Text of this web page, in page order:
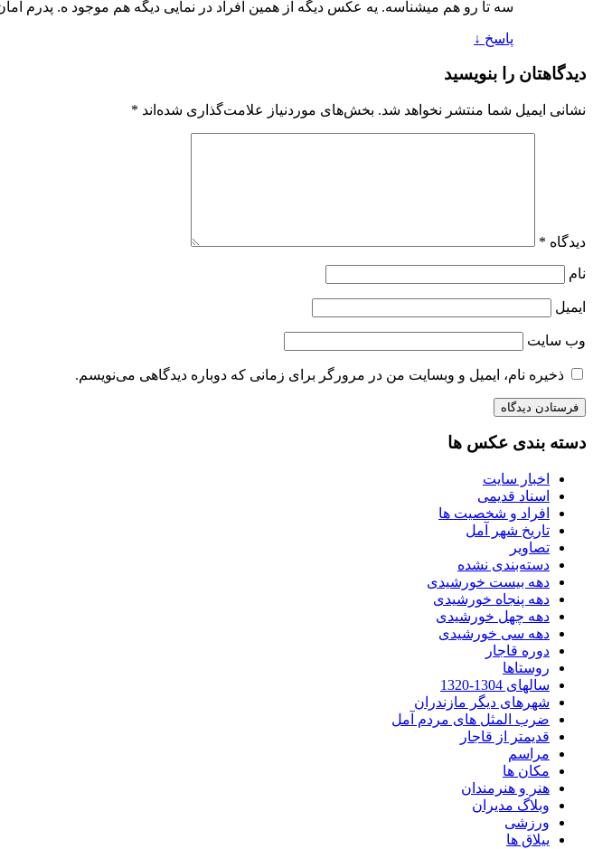
سه تا رو هم میشناسه. یه عکس دیگه از همین افراد در نمایی دیگه هم موجود ه. پدرم امان اله شهابی ۱۷ مرداد ۱۳۹۷ و عمو عباس ۱۴ شهریور ۱۴۰۴
پاسخ ↓
دیدگاهتان را بنویسید
نشانی ایمیل شما منتشر نخواهد شد. بخش‌های موردنیاز علامت‌گذاری شده‌اند *
دیدگاه *
نام
ایمیل
وب‌ سایت
ذخیره نام، ایمیل و وبسایت من در مرورگر برای زمانی که دوباره دیدگاهی می‌نویسم.
دسته بندی عکس ها
اخبار سایت
اسناد قدیمی
افراد و شخصیت ها
تاریخ شهر آمل
تصاویر
دسته‌بندی نشده
دهه بیست خورشیدی
دهه پنجاه خورشیدی
دهه چهل خورشیدی
دهه سی خورشیدی
دوره قاجار
روستاها
سالهای 1304-1320
شهرهای دیگر مازندران
ضرب المثل های مردم آمل
قدیمتر از قاجار
مراسم
مکان ها
هنر و هنرمندان
وبلاگ مدیران
ورزشی
ییلاق ها